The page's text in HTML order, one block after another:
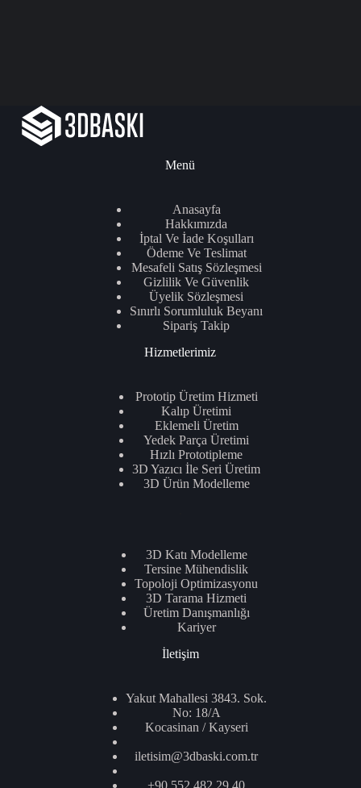
Menü
Anasayfa
Hakkımızda
İptal Ve İade Koşulları
Ödeme Ve Teslimat
Mesafeli Satış Sözleşmesi
Gizlilik Ve Güvenlik
Üyelik Sözleşmesi
Sınırlı Sorumluluk Beyanı
Sipariş Takip
Hizmetlerimiz
Prototip Üretim Hizmeti
Kalıp Üretimi
Eklemeli Üretim
Yedek Parça Üretimi
Hızlı Prototipleme
3D Yazıcı İle Seri Üretim
3D Ürün Modelleme
3D Katı Modelleme
Tersine Mühendislik
Topoloji Optimizasyonu
3D Tarama Hizmeti
Üretim Danışmanlığı
Kariyer
İletişim
Yakut Mahallesi 3843. Sok.
No: 18/A
Kocasinan / Kayseri
iletisim@3dbaski.com.tr
+90 552 482 29 40